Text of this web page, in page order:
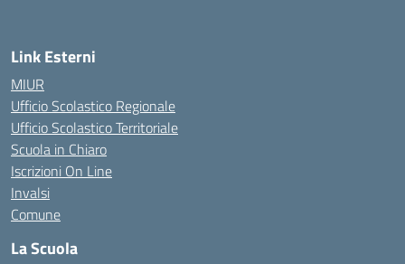
Link Esterni
MIUR
Ufficio Scolastico Regionale
Ufficio Scolastico Territoriale
Scuola in Chiaro
Iscrizioni On Line
Invalsi
Comune
La Scuola